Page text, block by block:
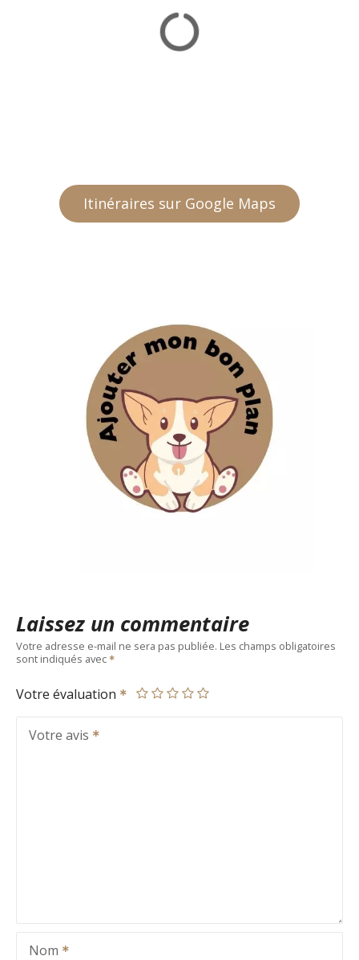
Itinéraires sur Google Maps
Laissez un commentaire
Votre adresse e-mail ne sera pas publiée. Les champs obligatoires
sont indiqués avec
Votre évaluation
Votre avis
Nom